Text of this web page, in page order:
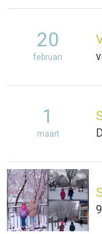
20
februari
1
maart